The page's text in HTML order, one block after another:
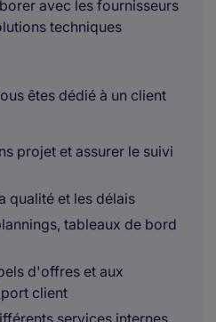
avec les fournisseurs
techniques
êtes dédié à un client
projet et assurer le suivi
qualité et les délais
tableaux de bord
d'offres et aux
client
services internes